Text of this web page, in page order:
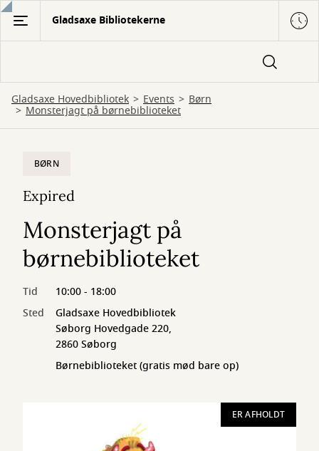
Gå
hovedindhold
Gladsaxe Bibliotekerne
Gladsaxe Hovedbibliotek Events Børn
Monsterjagt på børnebiblioteket
ER AFHOLDT
BØRN
Expired
Monsterjagt på
børnebiblioteket
Tid
10:00 - 18:00
Sted
Gladsaxe Hovedbibliotek
Søborg Hovedgade 220,
2860 Søborg
Børnebiblioteket (gratis mød bare op)